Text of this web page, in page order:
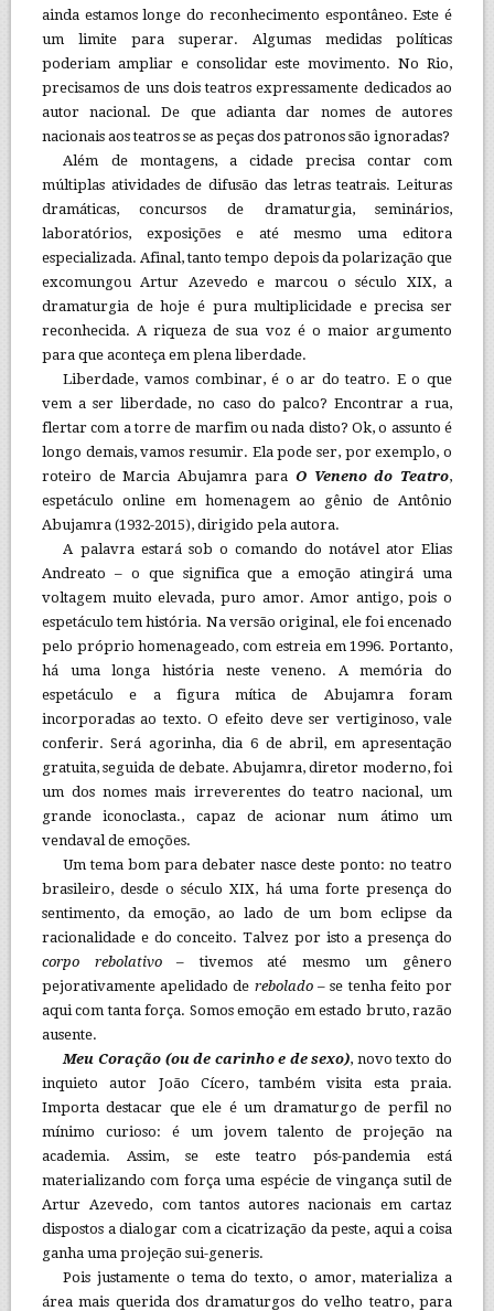
ainda estamos longe do reconhecimento espontâneo. Este é
um limite para superar. Algumas medidas políticas
poderiam ampliar e consolidar este movimento. No Rio,
precisamos de uns dois teatros expressamente dedicados ao
autor nacional. De que adianta dar nomes de autores
nacionais aos teatros se as peças dos patronos são ignoradas?
Além de montagens, a cidade precisa contar com
múltiplas atividades de difusão das letras teatrais. Leituras
dramáticas, concursos de dramaturgia, seminários,
laboratórios, exposições e até mesmo uma editora
especializada. Afinal, tanto tempo depois da polarização que
excomungou Artur Azevedo e marcou o século XIX, a
dramaturgia de hoje é pura multiplicidade e precisa ser
reconhecida. A riqueza de sua voz é o maior argumento
para que aconteça em plena liberdade.
Liberdade, vamos combinar, é o ar do teatro. E o que
vem a ser liberdade, no caso do palco? Encontrar a rua,
flertar com a torre de marfim ou nada disto? Ok, o assunto é
longo demais, vamos resumir. Ela pode ser, por exemplo, o
roteiro de Marcia Abujamra para O Veneno do Teatro,
espetáculo online em homenagem ao gênio de Antônio
Abujamra (1932-2015), dirigido pela autora.
A palavra estará sob o comando do notável ator Elias
Andreato – o que significa que a emoção atingirá uma
voltagem muito elevada, puro amor. Amor antigo, pois o
espetáculo tem história. Na versão original, ele foi encenado
pelo próprio homenageado, com estreia em 1996. Portanto,
há uma longa história neste veneno. A memória do
espetáculo e a figura mítica de Abujamra foram
incorporadas ao texto. O efeito deve ser vertiginoso, vale
conferir. Será agorinha, dia 6 de abril, em apresentação
gratuita, seguida de debate. Abujamra, diretor moderno, foi
um dos nomes mais irreverentes do teatro nacional, um
grande iconoclasta., capaz de acionar num átimo um
vendaval de emoções.
Um tema bom para debater nasce deste ponto: no teatro
brasileiro, desde o século XIX, há uma forte presença do
sentimento, da emoção, ao lado de um bom eclipse da
racionalidade e do conceito. Talvez por isto a presença do
corpo rebolativo– tivemos até mesmo um gênero
pejorativamente apelidado de rebolado– se tenha feito por
aqui com tanta força. Somos emoção em estado bruto, razão
ausente.
Meu Coração (ou de carinho e de sexo), novo texto do
inquieto autor João Cícero, também visita esta praia.
Importa destacar que ele é um dramaturgo de perfil no
mínimo curioso: é um jovem talento de projeção na
academia. Assim, se este teatro pós-pandemia está
materializando com força uma espécie de vingança sutil de
Artur Azevedo, com tantos autores nacionais em cartaz
dispostos a dialogar com a cicatrização da peste, aqui a coisa
ganha uma projeção sui-generis.
Pois justamente o tema do texto, o amor, materializa a
área mais querida dos dramaturgos do velho teatro, para